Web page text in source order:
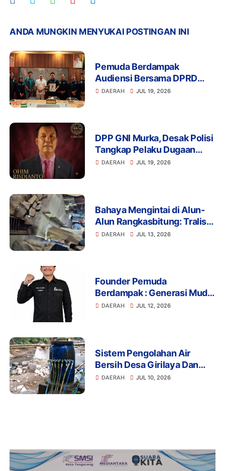
ANDA MUNGKIN MENYUKAI POSTINGAN INI
Pemuda Berdampak
Audiensi Bersama DPRD
Provinsi Banten Bahas
DAERAH JUL 19, 2026
DPP GNI Murka, Desak Polisi
Tangkap Pelaku Dugaan
Intimidasi dan
DAERAH JUL 19, 2026
Bahaya Mengintai di Alun-
Alun Rangkasbitung: Tralis
Drainase Rusak Picu Banyak
DAERAH JUL 13, 2026
Founder Pemuda
Berdampak : Generasi Muda
Mengapresiasi Komitmen
DAERAH JUL 12, 2026
Sistem Pengolahan Air
Bersih Desa Girilaya Dan
Desa Jayapura Cipanas
DAERAH JUL 10, 2026